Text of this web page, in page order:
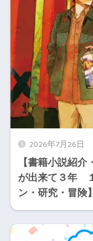
2026年7月26日
【書籍小説紹
が出来て３年
ン・研究・冒険】